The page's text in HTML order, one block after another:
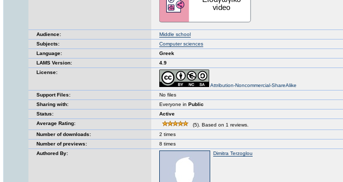
Audience:
Middle school
Subjects:
Computer sciences
Language:
Greek
LAMS Version:
4.9
License:
Attribution-Noncommercial-ShareAlike
Support Files:
No files
Sharing with:
Everyone in Public
Status:
Active
Average Rating:
(5). Based on 1 reviews.
Number of downloads:
2 times
Number of previews:
8 times
Authored By:
Dimitra Terzoglou